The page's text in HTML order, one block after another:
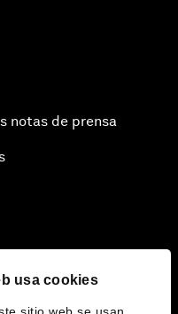
usa cookies
notas de prensa